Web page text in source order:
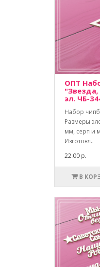
ОПТ
эл. ЧБ-
Набор
Размеры
мм, серп и
Изготовл..
22.00 р.
В